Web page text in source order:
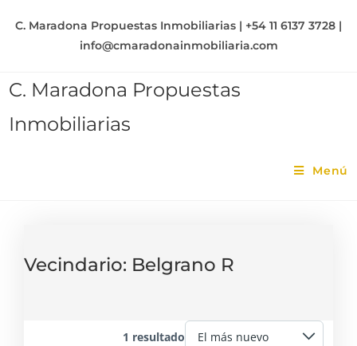
C. Maradona Propuestas Inmobiliarias | +54 11 6137 3728 |
info@cmaradonainmobiliaria.com
C. Maradona Propuestas
Inmobiliarias
Menú
Vecindario: Belgrano R
1 resultado